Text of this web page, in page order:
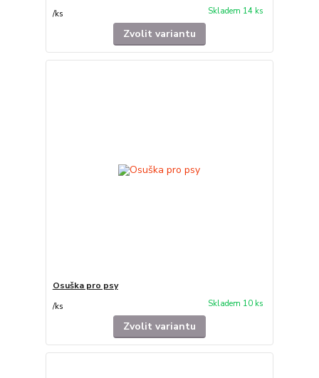
/ks Skladem 14 ks
Zvolit variantu
Osuška pro psy
/ks Skladem 10 ks
Zvolit variantu